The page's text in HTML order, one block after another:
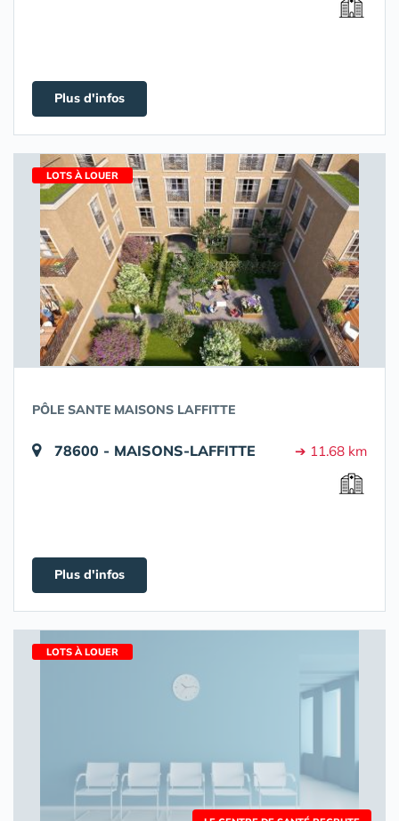
Plus d'infos
LOTS À LOUER
PÔLE SANTE MAISONS LAFFITTE
78600 - MAISONS-LAFFITTE ➔ 11.68 km
Plus d'infos
LOTS À LOUER